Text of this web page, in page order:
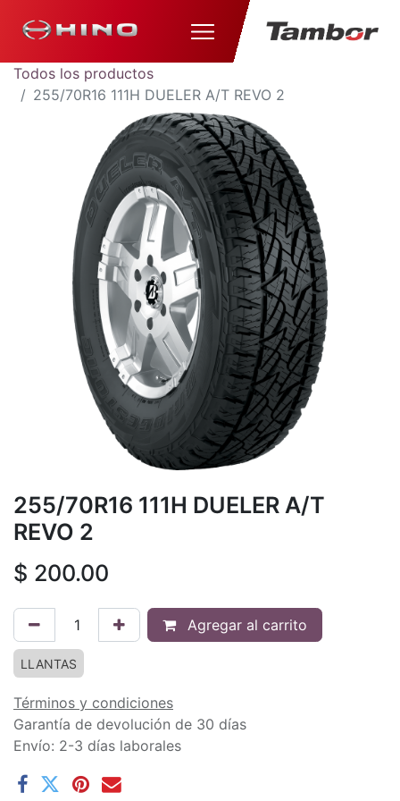
Todos los productos
255/70R16 111H DUELER A/T REVO 2
255/70R16 111H DUELER A/T
REVO 2
$ 200.00
Agregar al carrito
LLANTAS
Términos y condiciones
Garantía de devolución de 30 días
Envío: 2-3 días laborales